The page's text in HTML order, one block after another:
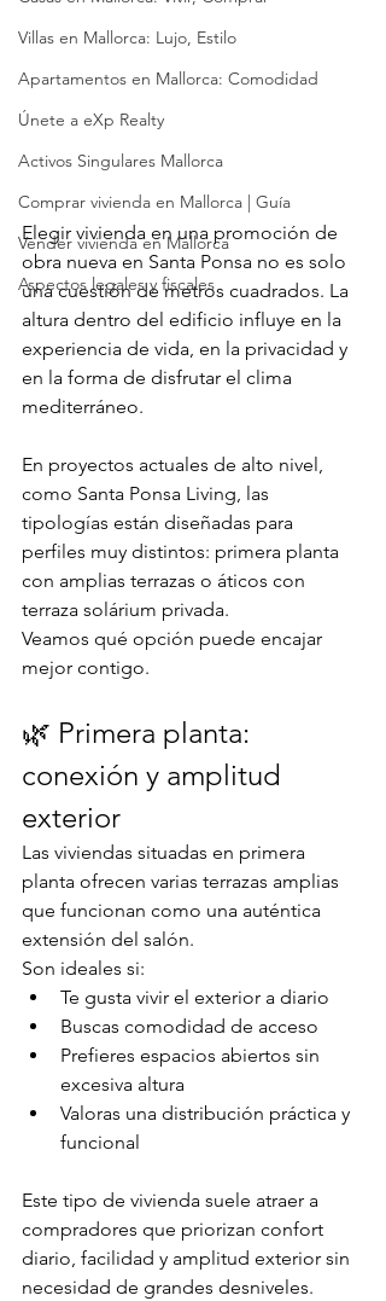
Villas en Mallorca: Lujo, Estilo
Apartamentos en Mallorca: Comodidad
Únete a eXp Realty
Activos Singulares Mallorca
Comprar vivienda en Mallorca | Guía
Vender vivienda en Mallorca
Aspectos legales y fiscales
Elegir vivienda en una promoción de
obra nueva en Santa Ponsa no es solo
una cuestión de metros cuadrados. La
altura dentro del edificio influye en la
experiencia de vida, en la privacidad y
en la forma de disfrutar el clima
mediterráneo.
En proyectos actuales de alto nivel,
como Santa Ponsa Living, las
tipologías están diseñadas para
perfiles muy distintos: primera planta
con amplias terrazas o áticos con
terraza solárium privada.
Veamos qué opción puede encajar
mejor contigo.
🌿 Primera planta:
conexión y amplitud
exterior
Las viviendas situadas en primera
planta ofrecen varias terrazas amplias
que funcionan como una auténtica
extensión del salón.
Son ideales si:
Te gusta vivir el exterior a diario
Buscas comodidad de acceso
Prefieres espacios abiertos sin
excesiva altura
Valoras una distribución práctica y
funcional
Este tipo de vivienda suele atraer a
compradores que priorizan confort
diario, facilidad y amplitud exterior sin
necesidad de grandes desniveles.